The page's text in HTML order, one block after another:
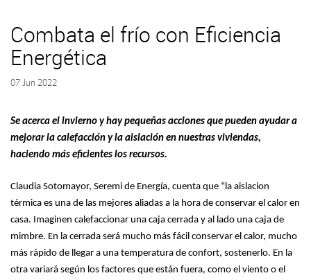
Combata el frío con Eficiencia
Energética
07 Jun 2022
Se acerca el invierno y hay pequeñas acciones que pueden ayudar a
mejorar la calefacción y la aislación en nuestras viviendas,
haciendo más eficientes los recursos.
Claudia Sotomayor, Seremi de Energía, cuenta que “la aislacion
térmica es una de las mejores aliadas a la hora de conservar el calor en
casa. Imaginen calefaccionar una caja cerrada y al lado una caja de
mimbre. En la cerrada será mucho más fácil conservar el calor, mucho
más rápido de llegar a una temperatura de confort, sostenerlo. En la
otra variará según los factores que están fuera, como el viento o el